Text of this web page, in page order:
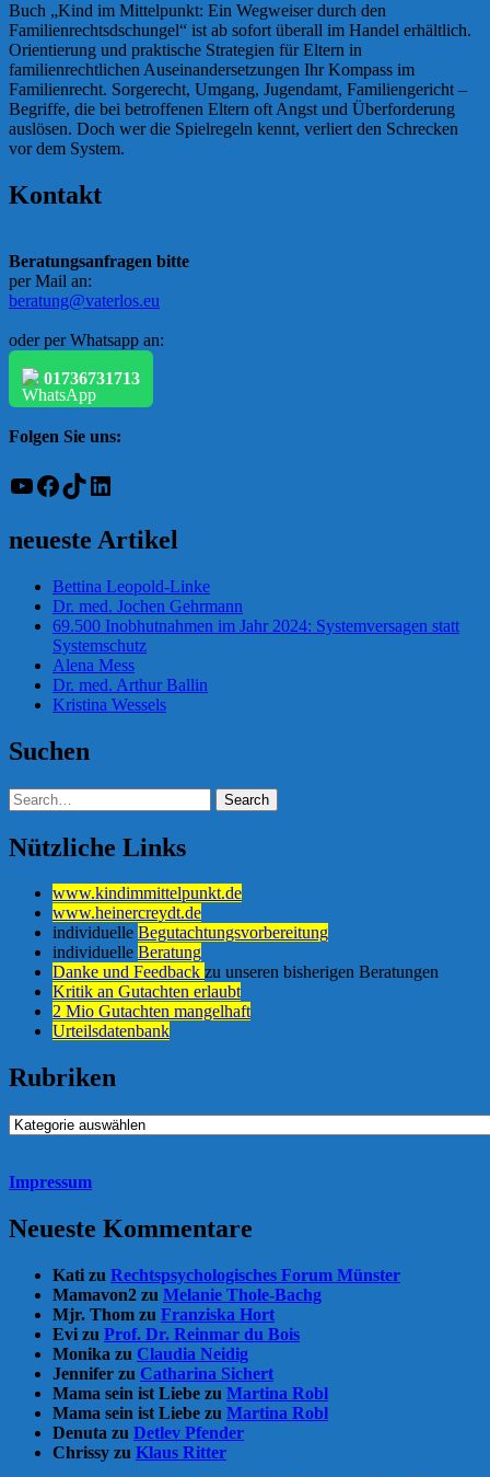
Buch „Kind im Mittelpunkt: Ein Wegweiser durch den
Familienrechtsdschungel“ ist ab sofort überall im Handel erhältlich.
Orientierung und praktische Strategien für Eltern in
familienrechtlichen Auseinandersetzungen Ihr Kompass im
Familienrecht. Sorgerecht, Umgang, Jugendamt, Familiengericht –
Begriffe, die bei betroffenen Eltern oft Angst und Überforderung
auslösen. Doch wer die Spielregeln kennt, verliert den Schrecken
vor dem System.
Kontakt
Beratungsanfragen bitte
per Mail an:
beratung@vaterlos.eu
oder per Whatsapp an:
01736731713
Folgen Sie uns:
YouTube
Facebook
TikTokLinkedIn
neueste Artikel
Bettina Leopold-Linke
Dr. med. Jochen Gehrmann
69.500 Inobhutnahmen im Jahr 2024: Systemversagen statt
Systemschutz
Alena Mess
Dr. med. Arthur Ballin
Kristina Wessels
Suchen
Nützliche Links
www.kindimmittelpunkt.de
www.heinercreydt.de
individuelle Begutachtungsvorbereitung
individuelle Beratung
Danke und Feedback zu unseren bisherigen Beratungen
Kritik an Gutachten erlaubt
2 Mio Gutachten mangelhaft
Urteilsdatenbank
Rubriken
Rubriken
Impressum
Neueste Kommentare
Kati zu Rechtspsychologisches Forum Münster
Mamavon2 zu Melanie Thole-Bachg
Mjr. Thom zu Franziska Hort
Evi zu Prof. Dr. Reinmar du Bois
Monika zu Claudia Neidig
Jennifer zu Catharina Sichert
Mama sein ist Liebe zu Martina Robl
Mama sein ist Liebe zu Martina Robl
Denuta zu Detlev Pfender
Chrissy zu Klaus Ritter